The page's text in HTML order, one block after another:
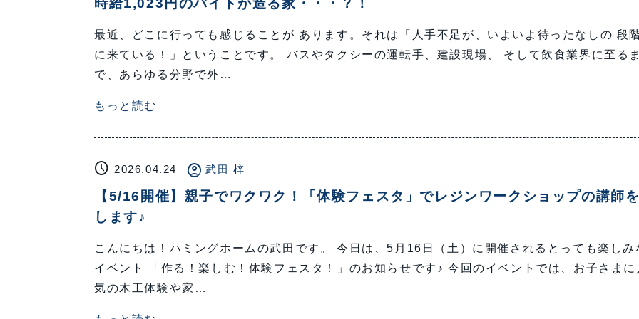
最近、どこに行っても感じることが あります。それは「人手不足が、いよいよ待ったなしの 段
に来ている！」ということです。 バスやタクシーの運転手、建設現場、 そして飲食業界に至るま
で、あらゆる分野で外…
もっと読む
schedule 2026.04.24 account_circle 武田 梓
【5/16開催】親子でワクワク！「体験フェスタ」でレジンワークショップの講師を
します♪
こんにちは！ハミングホームの武田です。 今日は、5月16日（土）に開催されるとっても楽しみ
イベント 「作る！楽しむ！体験フェスタ！」のお知らせです♪ 今回のイベントでは、お子さまに
気の木工体験や家…